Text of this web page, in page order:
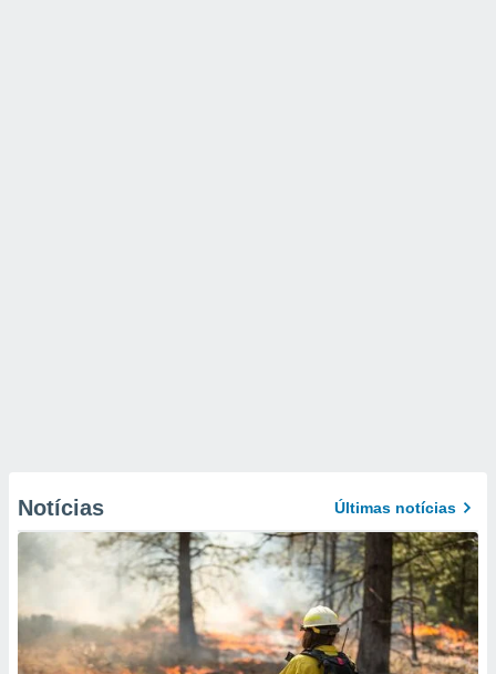
Notícias Últimas notícias